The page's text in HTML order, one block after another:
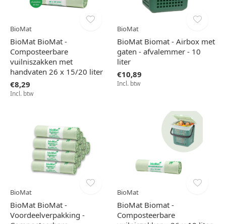
BioMat
BioMat BioMat -
Composteerbare
vuilniszakken met
handvaten 26 x 15/20 liter
€8,29
Incl. btw
BioMat
BioMat Biomat - Airbox met
gaten - afvalemmer - 10
liter
€10,89
Incl. btw
BioMat
BioMat BioMat -
Voordeelverpakking -
BioMat
BioMat Biomat -
Composteerbare